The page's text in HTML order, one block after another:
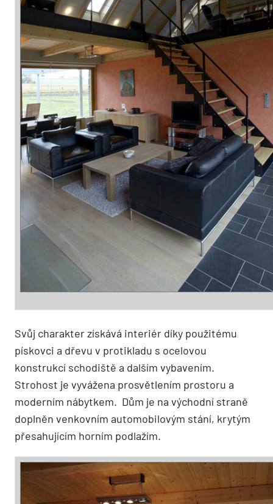
Svůj charakter získává interiér díky použitému
pískovci a dřevu v protikladu s ocelovou
konstrukcí schodiště a dalším vybavením.
Strohost je vyvážena prosvětlením prostoru a
moderním nábytkem. Dům je na východní straně
doplněn venkovním automobilovým stání, krytým
přesahujícím horním podlažím.